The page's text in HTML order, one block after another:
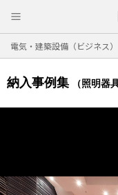
電気・建築設備（ビジネス）
納入事例集 （照明器